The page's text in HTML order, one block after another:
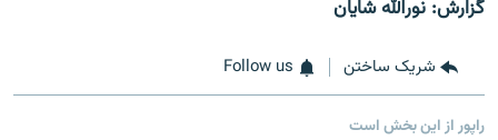
گزارش: نورالله شایان
شریک ساختن Follow us
راپور از این بخش است